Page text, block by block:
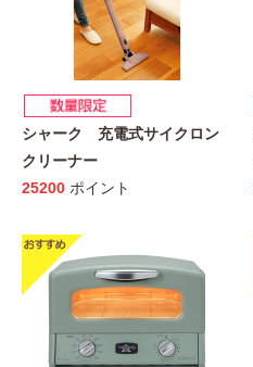
シャーク 充電式サイクロン
クリーナー
25200 ポイント